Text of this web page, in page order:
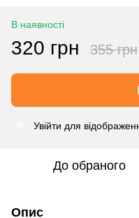
В наявності
320 грн 355 грн
Увійти для
До обраного
Опис